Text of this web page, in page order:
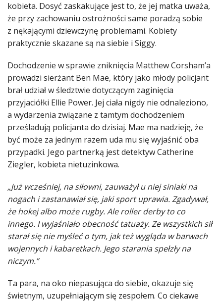
kobieta. Dosyć zaskakujące jest to, że jej matka uważa,
że przy zachowaniu ostrożności same poradzą sobie
z nękającymi dziewczynę problemami. Kobiety
praktycznie skazane są na siebie i Siggy.
Dochodzenie w sprawie zniknięcia Matthew Corsham’a
prowadzi sierżant Ben Mae, który jako młody policjant
brał udział w śledztwie dotyczącym zaginięcia
przyjaciółki Ellie Power. Jej ciała nigdy nie odnaleziono,
a wydarzenia związane z tamtym dochodzeniem
prześladują policjanta do dzisiaj. Mae ma nadzieję, że
być może za jednym razem uda mu się wyjaśnić oba
przypadki. Jego partnerką jest detektyw Catherine
Ziegler, kobieta nietuzinkowa.
„Już wcześniej, na siłowni, zauważył u niej siniaki na
nogach i zastanawiał się, jaki sport uprawia. Zgadywał,
że hokej albo może rugby. Ale roller derby to co
innego. I wyjaśniało obecność tatuaży. Ze wszystkich sił
starał się nie myśleć o tym, jak też wygląda w barwach
wojennych i kabaretkach. Jego starania spełzły na
niczym.”
Ta para, na oko niepasująca do siebie, okazuje się
świetnym, uzupełniającym się zespołem. Co ciekawe